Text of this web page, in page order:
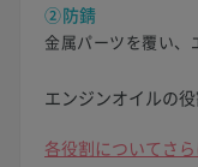
②防錆
金属パーツを覆い、
エンジンオイルの
各役割についてさ